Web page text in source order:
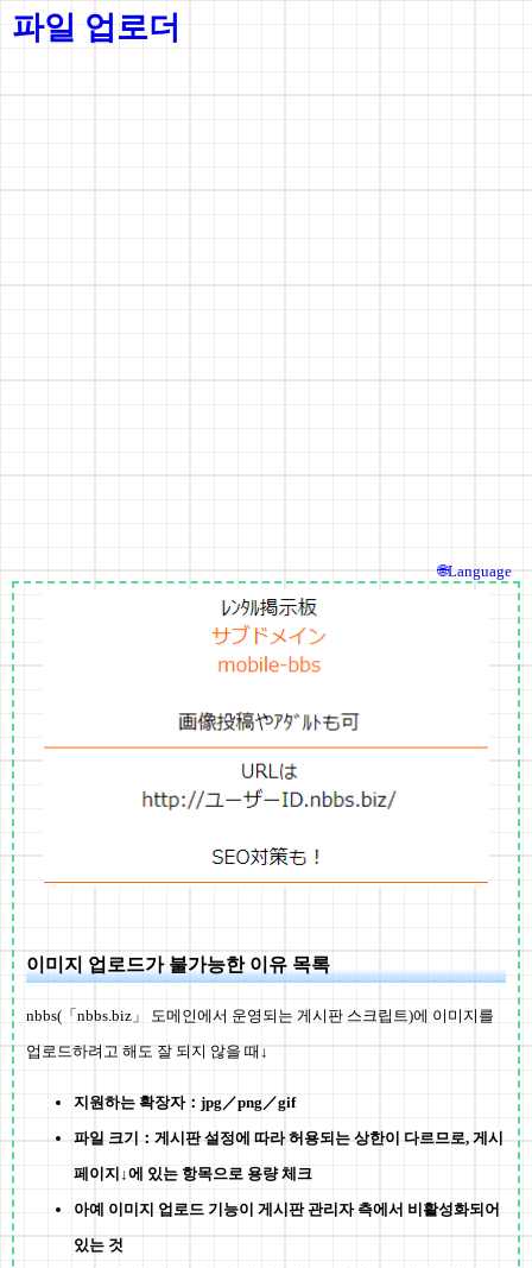
파일 업로더
이미지 업로드가 불가능한 이유 목록
nbbs(「nbbs.biz」 도메인에서 운영되는 게시판 스크립트)에 이미지를
업로드하려고 해도 잘 되지 않을 때↓
지원하는 확장자：jpg／png／gif
파일 크기：게시판 설정에 따라 허용되는 상한이 다르므로, 게시
페이지↓에 있는 항목으로 용량 체크
아예 이미지 업로드 기능이 게시판 관리자 측에서 비활성화되어
있는 것
🌐Language